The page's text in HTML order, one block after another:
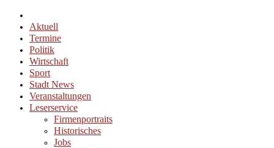
Aktuell
Termine
Politik
Wirtschaft
Sport
Stadt News
Veranstaltungen
Leserservice
Firmenportraits
Historisches
Jobs